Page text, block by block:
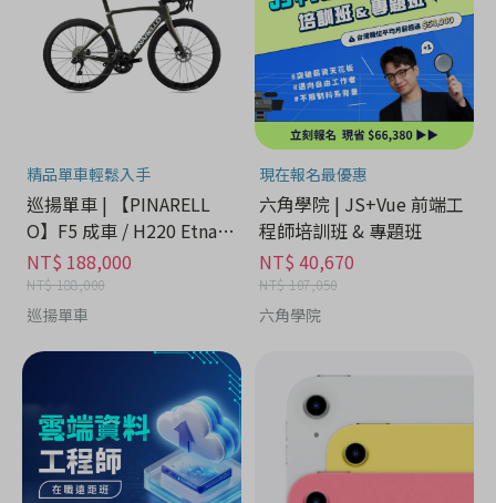
精品單車輕鬆入手
巡揚單車 | 【PINARELL
O】F5 成車 / H220 Etna B
lack Matt
NT$ 188,000
NT$ 188,000
巡揚單車
現在報名最優惠
六角學院 | JS+Vue 前端工
程師培訓班 & 專題班
NT$ 40,670
NT$ 107,050
六角學院